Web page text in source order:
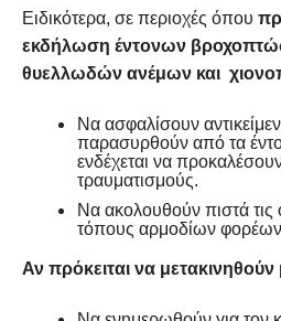
Ειδικότερα, σε περιοχές όπου
εκδήλωση έντονων
θυελλωδών ανέμων και
Να ασφαλίσουν
παρασυρθούν από τα
ενδέχεται να
τραυματισμούς.
Να ακολουθούν πιστά τις
τόπους αρμοδίων
Αν πρόκειται να μετακινηθούν